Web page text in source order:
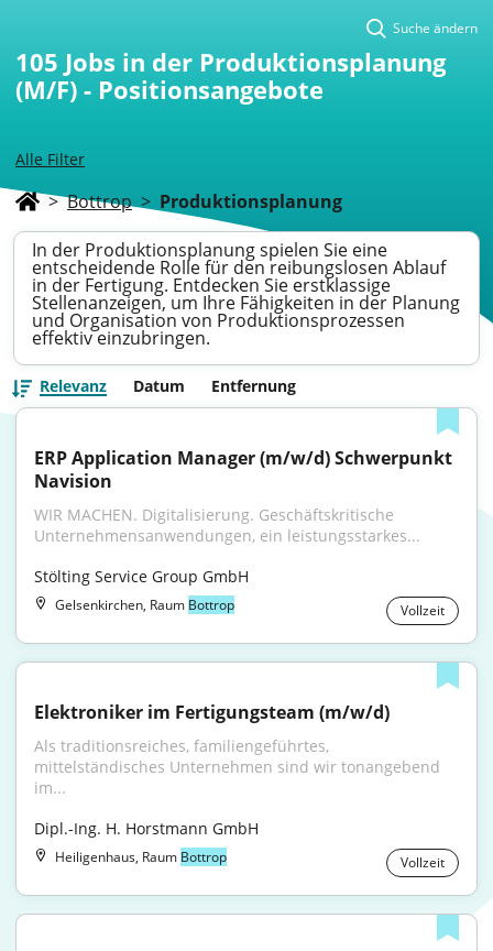
Alle Filter
Suche ändern
105 Jobs in der Produktionsplanung
(M/F) - Positionsangebote
> Bottrop > Produktionsplanung
In der Produktionsplanung spielen Sie eine
entscheidende Rolle für den reibungslosen Ablauf
in der Fertigung. Entdecken Sie erstklassige
Stellenanzeigen, um Ihre Fähigkeiten in der Planung
und Organisation von Produktionsprozessen
effektiv einzubringen.
Relevanz Datum Entfernung
ERP Application Manager (m/w/d) Schwerpunkt
Navision
WIR MACHEN. Digitalisierung. Geschäftskritische
Unternehmensanwendungen, ein leistungsstarkes...
Stölting Service Group GmbH
Gelsenkirchen, Raum Bottrop Vollzeit
Elektroniker im Fertigungsteam (m/w/d)
Als traditionsreiches, familiengeführtes,
mittelständisches Unternehmen sind wir tonangebend
im...
Dipl.-Ing. H. Horstmann GmbH
Heiligenhaus, Raum Bottrop Vollzeit